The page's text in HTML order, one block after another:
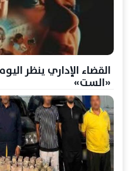
القضاء الإداري ينظر
«الست»